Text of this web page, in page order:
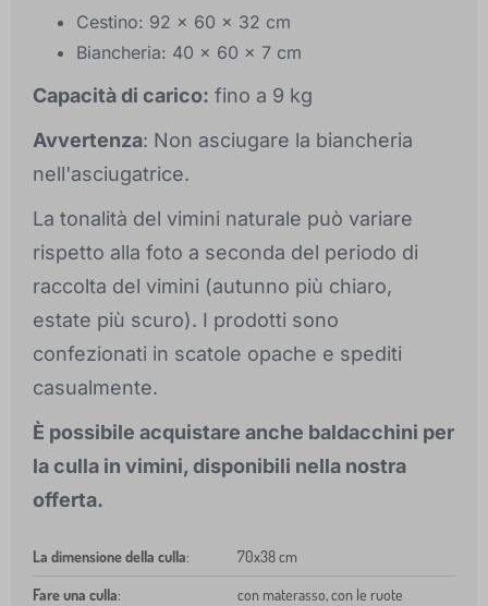
Cestino: 92 x 60 x 32 cm
Biancheria: 40 x 60 x 7 cm
Capacità di carico: fino a 9 kg
Avvertenza: Non asciugare la biancheria
nell'asciugatrice.
La tonalità del vimini naturale può variare
rispetto alla foto a seconda del periodo di
raccolta del vimini (autunno più chiaro,
estate più scuro). I prodotti sono
confezionati in scatole opache e spediti
casualmente.
È possibile acquistare anche baldacchini per
la culla in vimini, disponibili nella nostra
offerta.
La dimensione della culla: 70x38 cm
Fare una culla: con materasso, con le ruote